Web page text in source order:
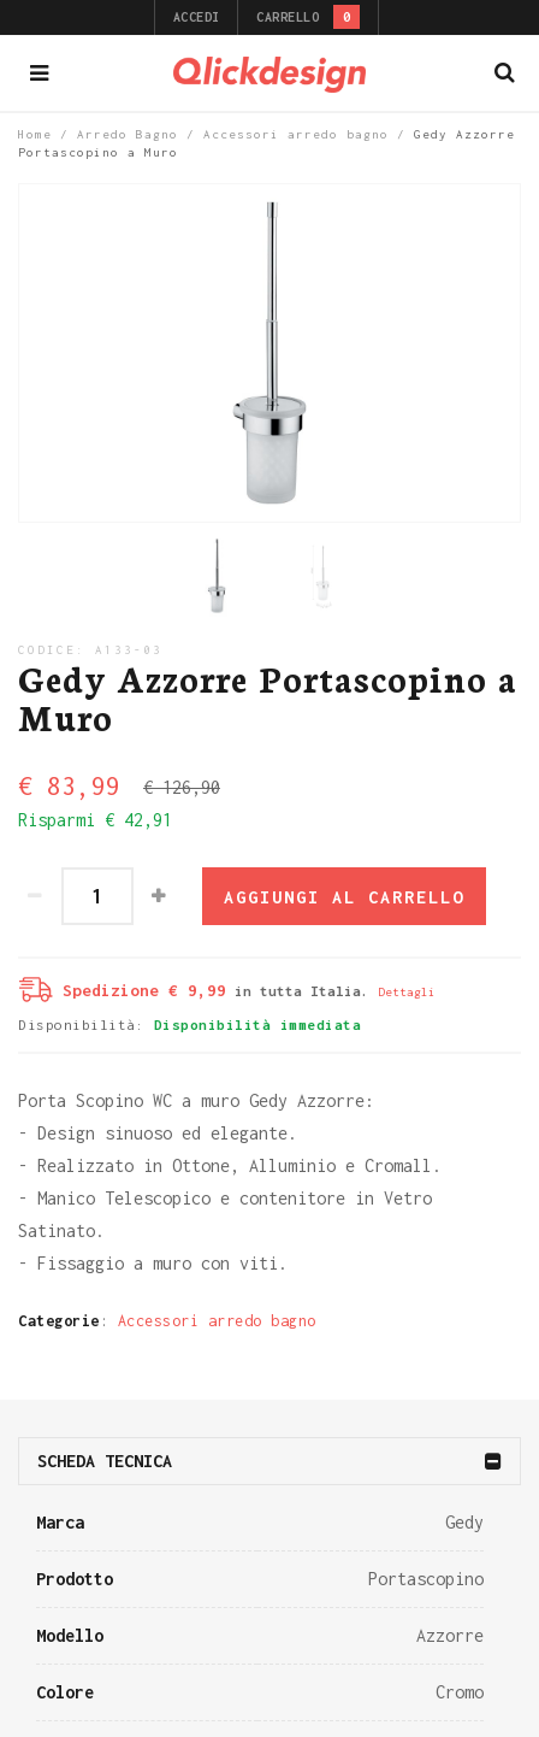
ACCEDI CARRELLO 0
Home / Arredo Bagno / Accessori arredo bagno /
Gedy Azzorre
Portascopino a Muro
CODICE: A133-03
Gedy Azzorre Portascopino a
Muro
€ 126,90
€ 83,99
Risparmi € 42,91
AGGIUNGI AL CARRELLO
Spedizione € 9,99 in tutta Italia. Dettagli
Disponibilità: Disponibilità immediata
Porta Scopino WC a muro Gedy Azzorre:
- Design sinuoso ed elegante.
- Realizzato in Ottone, Alluminio e Cromall.
- Manico Telescopico e contenitore in Vetro
Satinato.
- Fissaggio a muro con viti.
Categorie : Accessori arredo bagno
SCHEDA TECNICA
Marca Gedy
Prodotto Portascopino
Modello Azzorre
Colore Cromo